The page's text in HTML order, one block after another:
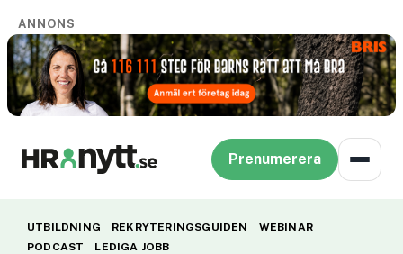
ANNONS
Prenumerera
UTBILDNING REKRYTERINGSGUIDEN
WEBINAR
PODCAST
LEDIGA JOBB